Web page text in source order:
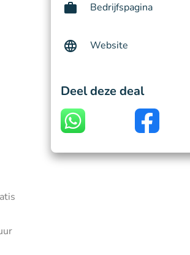
Bedrijfspagina
Website
Deel deze deal